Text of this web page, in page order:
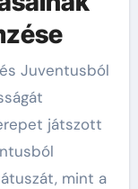
Juventusból
játszott
mint a